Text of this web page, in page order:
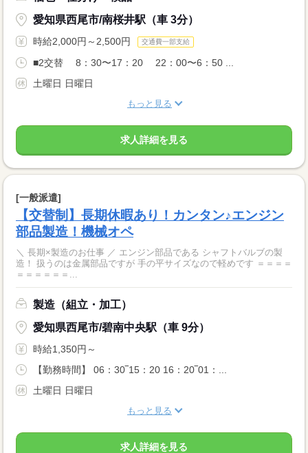
愛知県西尾市/南桜井駅（車 3分）
時給2,000円～2,500円 交通費一部支給
■2交替 8：30〜17：20 22：00〜6：50 ...
土曜日 日曜日
もっと見る
求人詳細を見る
[一般派遣]
【交替制】長期休暇あり！カンタン♪エンジン
部品製造！機械オペ
＼ 長期×製造のお仕事 ／ エンジン部品である シャフトバルブの製
造！ 扱うのは金属部品ですが 手の平サイズなので軽めです ＝＝＝＝
＝＝＝＝＝＝...
製造（組立・加工）
愛知県西尾市/碧南中央駅（車 9分）
時給1,350円～
【勤務時間】 06：30‾15：20 16：20‾01：...
土曜日 日曜日
もっと見る
求人詳細を見る